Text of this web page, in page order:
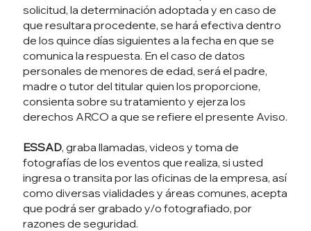
solicitud, la determinación adoptada y en caso de
que resultara procedente, se hará efectiva dentro
de los quince días siguientes a la fecha en que se
comunica la respuesta. En el caso de datos
personales de menores de edad, será el padre,
madre o tutor del titular quien los proporcione,
consienta sobre su tratamiento y ejerza los
derechos ARCO a que se refiere el presente Aviso.
ESSAD, graba llamadas, videos y toma de
fotografías de los eventos que realiza, si usted
ingresa o transita por las oficinas de la empresa, así
como diversas vialidades y áreas comunes, acepta
que podrá ser grabado y/o fotografiado, por
razones de seguridad.